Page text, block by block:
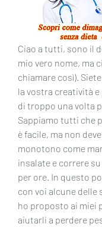
Ciao a tutti, sono il
mio vero nome, ma
chiamare così).
la vostra creatività
di troppo una volta
Sappiamo tutti che
è facile, ma non
monotono come
insalate e correre
per ore. In questo
con voi alcune delle
ho proposto ai miei
aiutarli a perdere